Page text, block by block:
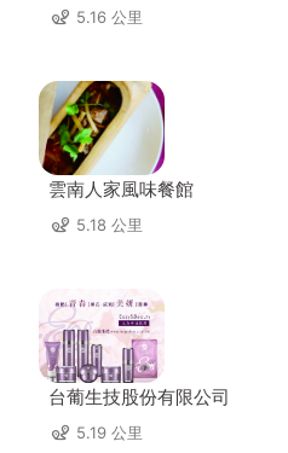
5.16 公里
雲南人家風味餐館
5.18 公里
台葡生技股份有限公司
5.19 公里